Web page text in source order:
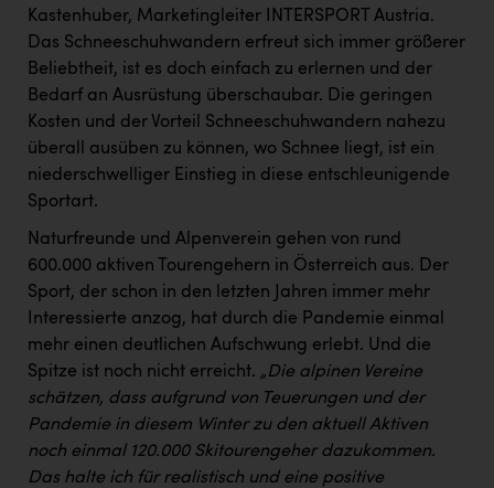
RUBBLE MASTER
Ruderclub Wels
SCRI - Salzburg Cancer Research Institute
SCHMACHTL GmbH
Schwingshandl - automation technology gmbh
Seher + Partner
Smurfit Westrock Nettingsdorf
TCL
TGW Logistics
TRAILOMAT & Cycling Austria
VERITAS
Vier Diamanten
Kastenhuber, Marketingleiter INTERSPORT Austria.
Das Schneeschuhwandern erfreut sich immer größerer
Beliebtheit, ist es doch einfach zu erlernen und der
Bedarf an Ausrüstung überschaubar. Die geringen
Kosten und der Vorteil Schneeschuhwandern nahezu
überall ausüben zu können, wo Schnee liegt, ist ein
niederschwelliger Einstieg in diese entschleunigende
Sportart.
Naturfreunde und Alpenverein gehen von rund
600.000 aktiven Tourengehern in Österreich aus. Der
Sport, der schon in den letzten Jahren immer mehr
Interessierte anzog, hat durch die Pandemie einmal
mehr einen deutlichen Aufschwung erlebt. Und die
Spitze ist noch nicht erreicht. „Die alpinen Vereine
schätzen, dass aufgrund von Teuerungen und der
Pandemie in diesem Winter zu den aktuell Aktiven
noch einmal 120.000 Skitourengeher dazukommen.
Das halte ich für realistisch und eine positive